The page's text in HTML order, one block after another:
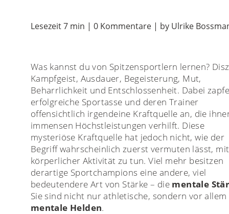
Lesezeit 7 min | 0 Kommentare | by Ulrike
Was kannst du von Spitzensportlern lernen?
Kampfgeist, Ausdauer, Begeisterung, Mut,
Beharrlichkeit und Entschlossenheit. Dabei
erfolgreiche Sportasse und deren Trainer
offensichtlich irgendeine Kraftquelle an, die
immensen Höchstleistungen verhilft. Diese
mysteriöse Kraftquelle hat jedoch nicht, wie der
Begriff wahrscheinlich zuerst vermuten lässt, mit
körperlicher Aktivität zu tun. Viel mehr besitzen
derartige Sportchampions eine andere, viel
bedeutendere Art von Stärke – die mentale
Sie sind nicht nur athletische, sondern vor allem
mentale Helden.